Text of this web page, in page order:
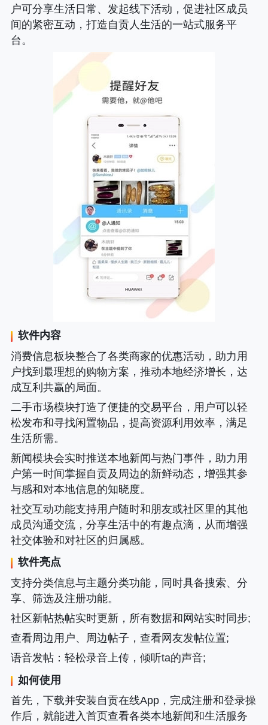
户可分享生活日常、发起线下活动，促进社区成员
间的紧密互动，打造自贡人生活的一站式服务平
台。
软件内容
消费信息板块整合了各类商家的优惠活动，助力用
户找到最理想的购物方案，推动本地经济增长，达
成互利共赢的局面。
二手市场模块打造了便捷的交易平台，用户可以轻
松发布和寻找闲置物品，提高资源利用效率，满足
生活所需。
新闻模块会实时推送本地新闻与热门事件，助力用
户第一时间掌握自贡及周边的新鲜动态，增强其参
与感和对本地信息的知晓度。
社交互动功能支持用户随时和朋友或社区里的其他
成员沟通交流，分享生活中的有趣点滴，从而增强
社交体验和对社区的归属感。
软件亮点
支持分类信息与主题分类功能，同时具备搜索、分
享、筛选及注册功能。
社区新帖热帖实时更新，所有数据和网站实时同步;
查看周边用户、周边帖子，查看网友发帖位置;
语音发帖：轻松录音上传，倾听ta的声音;
如何使用
首先，下载并安装自贡在线App，完成注册和登录操
作后，就能进入首页查看各类本地新闻和生活服务